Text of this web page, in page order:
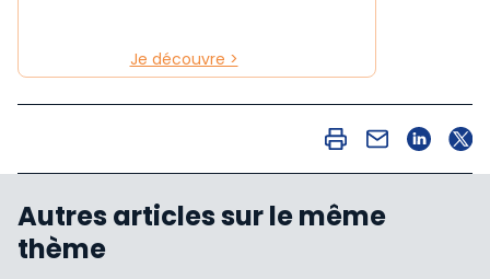
Je découvre >
Autres articles sur le même
thème